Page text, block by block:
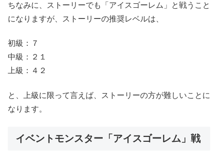
ちなみに、ストーリーでも「アイスゴーレム」と戦うこと
になりますが、ストーリーの推奨レベルは、
初級：７
中級：２１
上級：４２
と、上級に限って言えば、ストーリーの方が難しいことに
なります。
イベントモンスター「アイスゴーレム」戦